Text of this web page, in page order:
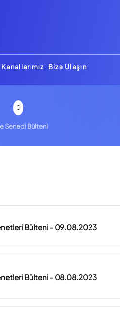
Bize Ulaşın
Senedi Bülteni
Bülteni - 09.08.2023
Bülteni - 08.08.2023